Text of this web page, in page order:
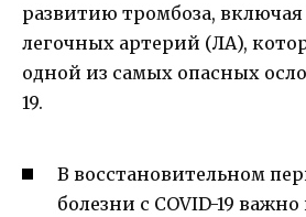
развитию тромбоза, включая
легочных артерий (ЛА),
одной из самых опасных
19.
В восстановительном
болезни с COVID-19